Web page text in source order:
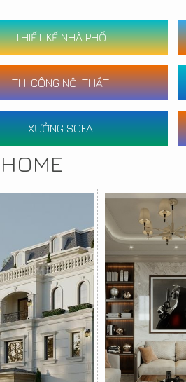
THIẾT KẾ NHÀ PHỐ
THI CÔNG NỘI THẤT
XƯỞNG SOFA